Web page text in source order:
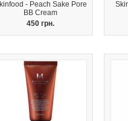
- Peach Sake Pore
BB Cream
450 грн.